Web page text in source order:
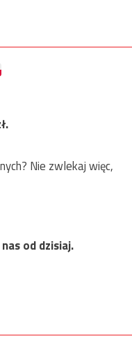
Nie zwlekaj więc,
od dzisiaj.